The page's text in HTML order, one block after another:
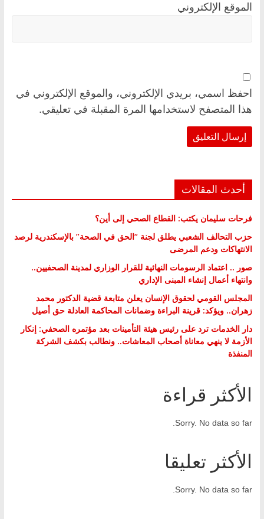
الموقع الإلكتروني
احفظ اسمي، بريدي الإلكتروني، والموقع الإلكتروني في
هذا المتصفح لاستخدامها المرة المقبلة في تعليقي.
أحدث المقالات
فرحات سليمان يكتب: القطاع الصحي إلى أين؟
حزب التحالف الشعبي يطلق لجنة “الحق في الصحة” بالإسكندرية لرصد
الانتهاكات ودعم المرضى
صور .. اعتماد الرسومات النهائية للقرار الوزاري لمدينة الصحفيين..
وانتهاء أعمال إنشاء المبنى الإداري
المجلس القومي لحقوق الإنسان يعلن متابعة قضية الدكتور محمد
زهران.. ويؤكد: قرينة البراءة وضمانات المحاكمة العادلة حق أصيل
دار الخدمات ترد على رئيس هيئة التأمينات بعد مؤتمره الصحفي: إنكار
الأزمة لا ينهي معاناة أصحاب المعاشات.. ونطالب بكشف الشركة
المنفذة
الأكثر قراءة
Sorry. No data so far.
الأكثر تعليقا
Sorry. No data so far.